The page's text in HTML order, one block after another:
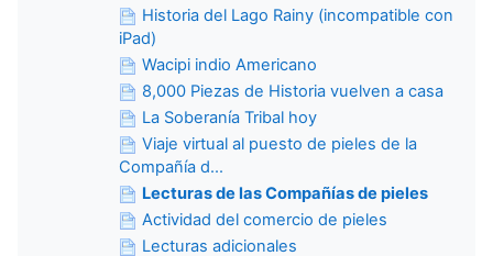
Historia del Lago Rainy (incompatible con
iPad)
Wacipi indio Americano
8,000 Piezas de Historia vuelven a casa
La Soberanía Tribal hoy
Viaje virtual al puesto de pieles de la
Compañía d...
Lecturas de las Compañías de pieles
Actividad del comercio de pieles
Lecturas adicionales